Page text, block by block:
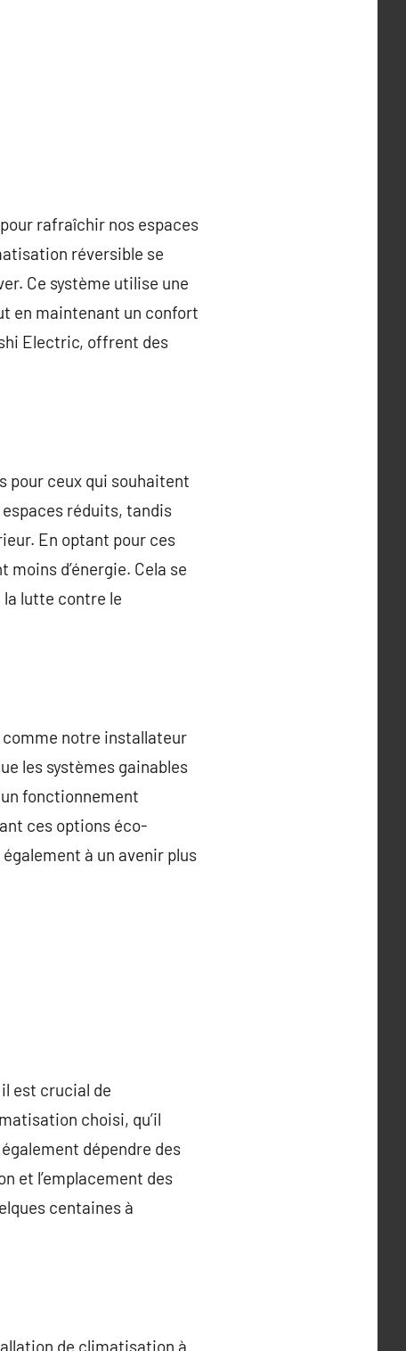
rafraîchir nos espaces
réversible se
Ce système utilise une
en maintenant un confort
Electric, offrent des
pour ceux qui souhaitent
réduits, tandis
En optant pour ces
d’énergie. Cela se
lutte contre le
comme notre installateur
les systèmes gainables
fonctionnement
ces options éco-
à un avenir plus
est crucial de
choisi, qu’il
dépendre des
et l’emplacement des
centaines à
de climatisation à